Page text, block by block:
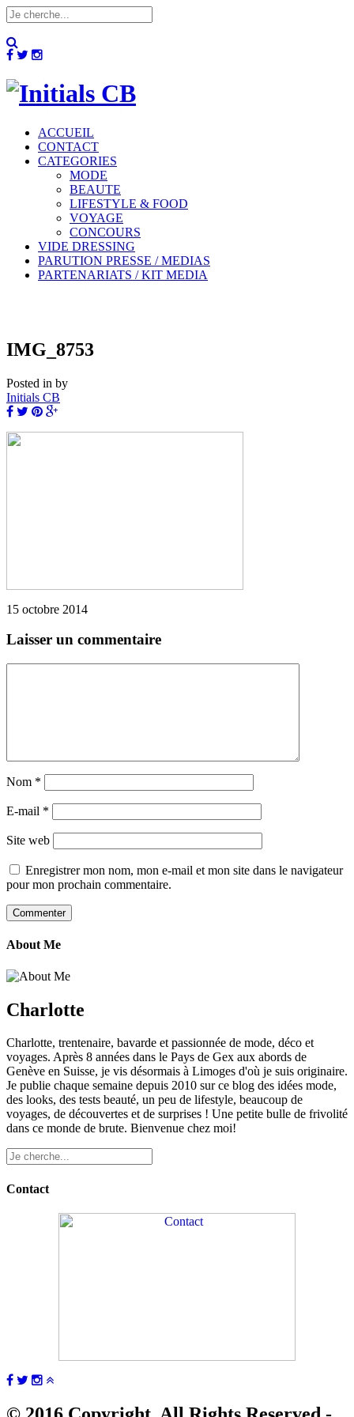
ACCUEIL
CONTACT
CATEGORIES
MODE
BEAUTE
LIFESTYLE & FOOD
VOYAGE
CONCOURS
VIDE DRESSING
PARUTION PRESSE / MEDIAS
PARTENARIATS / KIT MEDIA
IMG_8753
Posted in by
Initials CB
15 octobre 2014
Laisser un commentaire
Nom *
E-mail *
Site web
Enregistrer mon nom, mon e-mail et mon site dans le navigateur
pour mon prochain commentaire.
About Me
Charlotte
Charlotte, trentenaire, bavarde et passionnée de mode, déco et
voyages. Après 8 années dans le Pays de Gex aux abords de
Genève en Suisse, je vis désormais à Limoges d'où je suis originaire.
Je publie chaque semaine depuis 2010 sur ce blog des idées mode,
des looks, des tests beauté, un peu de lifestyle, beaucoup de
voyages, de découvertes et de surprises ! Une petite bulle de frivolité
dans ce monde de brute. Bienvenue chez moi!
Contact